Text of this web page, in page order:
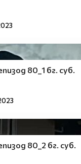
80_1 бг. суб.
80_2 бг. суб.